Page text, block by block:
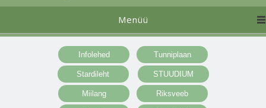
Menüü